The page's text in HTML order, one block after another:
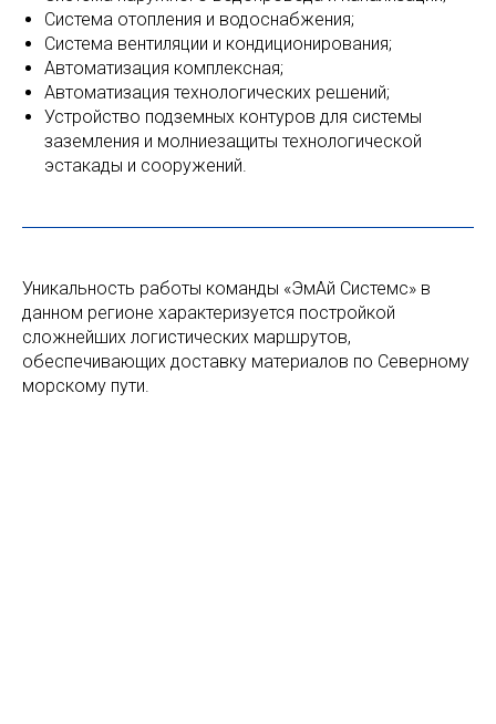
Система отопления и водоснабжения;
Система вентиляции и кондиционирования;
Автоматизация комплексная;
Автоматизация технологических решений;
Устройство подземных контуров для системы
заземления и молниезащиты технологической
эстакады и сооружений.
Уникальность работы команды «ЭмАй Системс» в
данном регионе характеризуется постройкой
сложнейших логистических маршрутов,
обеспечивающих доставку материалов по Северному
морскому пути.